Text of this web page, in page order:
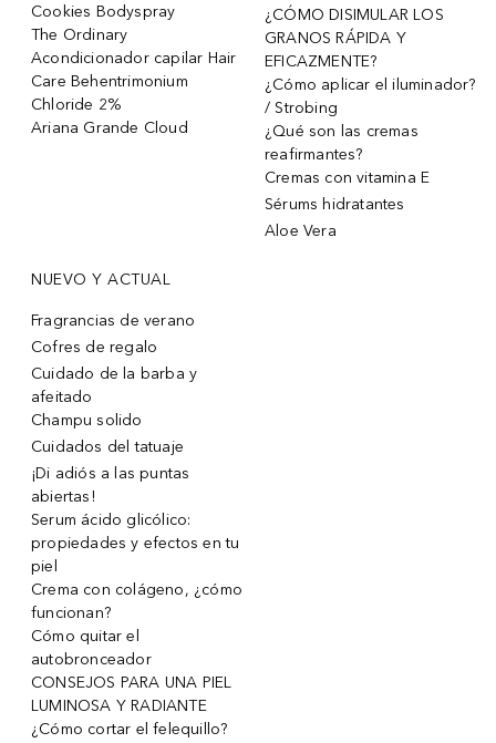
Cookies Bodyspray
The Ordinary
Acondicionador capilar Hair
Care Behentrimonium
Chloride 2%
Ariana Grande Cloud
¿CÓMO DISIMULAR LOS
GRANOS RÁPIDA Y
EFICAZMENTE?
¿Cómo aplicar el iluminador?
/ Strobing
¿Qué son las cremas
reafirmantes?
Cremas con vitamina E
Sérums hidratantes
Aloe Vera
NUEVO Y ACTUAL
Fragrancias de verano
Cofres de regalo
Cuidado de la barba y
afeitado
Champu solido
Cuidados del tatuaje
¡Di adiós a las puntas
abiertas!
Serum ácido glicólico:
propiedades y efectos en tu
piel
Crema con colágeno, ¿cómo
funcionan?
Cómo quitar el
autobronceador
CONSEJOS PARA UNA PIEL
LUMINOSA Y RADIANTE
¿Cómo cortar el felequillo?